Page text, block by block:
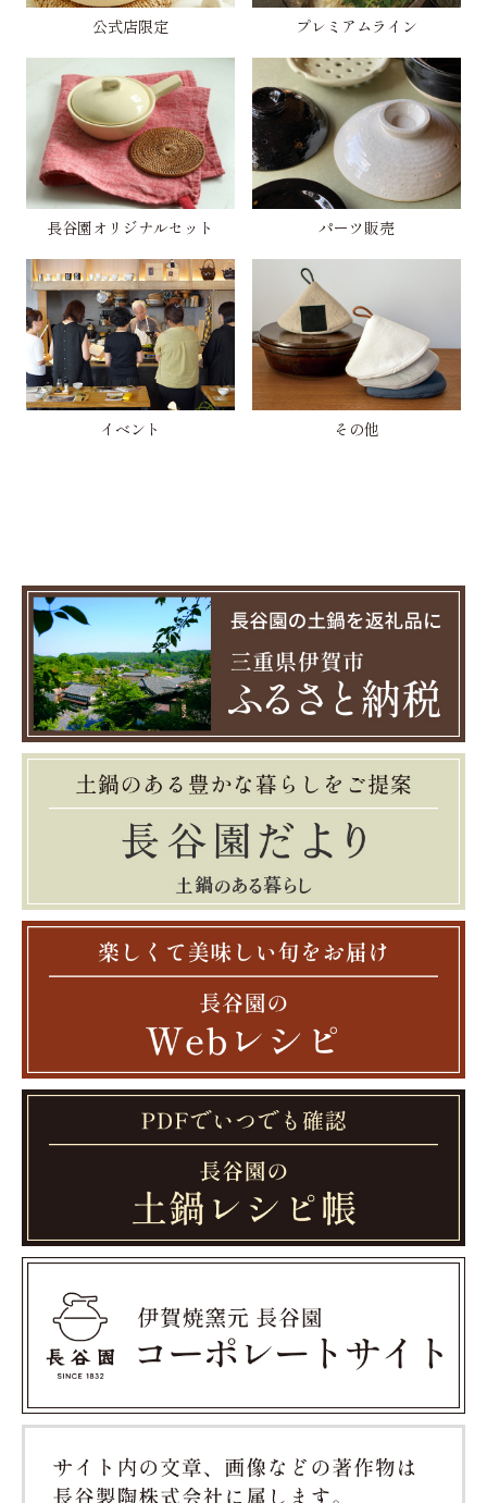
公式店限定 プレミアムライン
長谷園オリジナルセット パーツ販売
イベント その他